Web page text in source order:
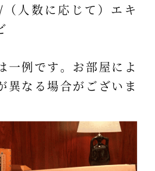
人数に応じて）エキ
例です。お部屋によ
異なる場合がございま